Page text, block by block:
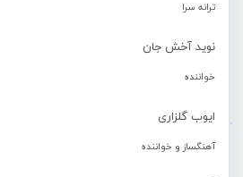
ترانه سرا
نوید آخش جان
خواننده
ایوب گلزاری
آهنگساز و خواننده